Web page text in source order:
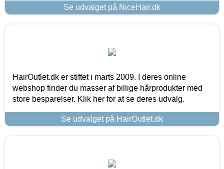
Se udvalget på NiceHair.dk
HairOutlet.dk er stiftet i marts 2009. I deres online
webshop finder du masser af billige hårprodukter med
store besparelser. Klik her for at se deres udvalg.
Se udvalget på HairOutlet.dk